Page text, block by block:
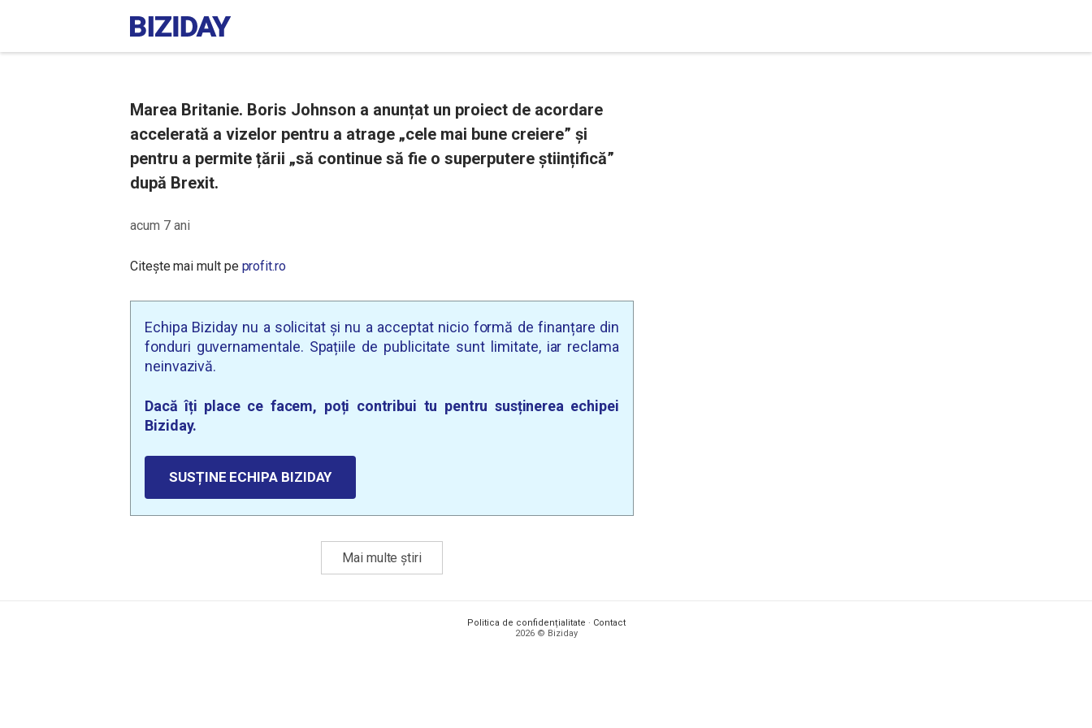
Marea Britanie. Boris Johnson a anunțat un proiect de acordare
accelerată a vizelor pentru a atrage „cele mai bune creiere” și
pentru a permite țării „să continue să fie o superputere științifică”
după Brexit.
acum 7 ani
Citește mai mult pe profit.ro
Echipa Biziday nu a solicitat și nu a acceptat nicio formă de finanțare din
fonduri guvernamentale. Spațiile de publicitate sunt limitate, iar reclama
neinvazivă.
Dacă îți place ce facem, poți contribui tu pentru susținerea echipei
Biziday.
SUSȚINE ECHIPA BIZIDAY
Mai multe știri
Politica de confidențialitate · Contact
2026 © Biziday